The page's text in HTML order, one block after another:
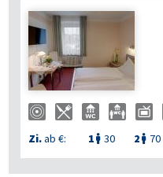
Zi.ab €: 1  30 2  70